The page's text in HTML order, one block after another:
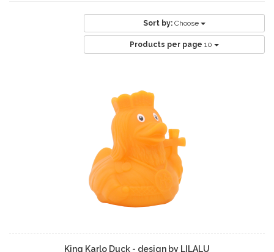
Sort by: Choose
Products per page 10
King Karlo Duck - design by LILALU